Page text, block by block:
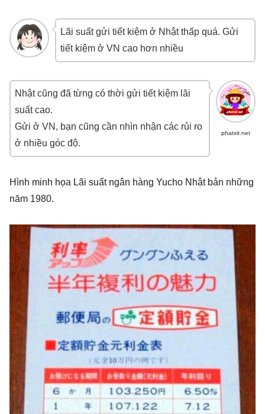
Lãi suất gửi tiết kiệm ở Nhật thấp quá. Gửi
tiết kiệm ở VN cao hơn nhiều
phatxit.net
Nhật cũng đã từng có thời gửi tiết kiệm lãi
suất cao.
Gửi ở VN, bạn cũng cần nhìn nhận các rủi ro
ở nhiều góc độ.
Hình minh họa Lãi suất ngân hàng Yucho Nhật bản những
năm 1980.